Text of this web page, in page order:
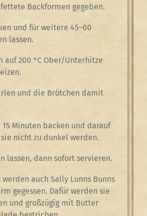
Backformen gegeben.
und für weitere 45–60
lassen.
auf 200 °C Ober/Unterhitze
und die Brötchen damit
15 Minuten backen und darauf
nicht zu dunkel werden.
lassen, dann sofort servieren.
auch Sally Lunns Bunns
gegessen. Dafür werden sie
und großzügig mit Butter